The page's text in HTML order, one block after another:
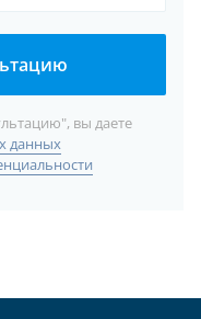
вы даете
данных